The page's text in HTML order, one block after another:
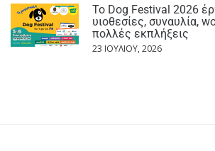
Το Dog Festival 2026
υιοθεσίες, συναυλία,
πολλές εκπλήξεις
23 ΙΟΥΛΊΟΥ, 2026